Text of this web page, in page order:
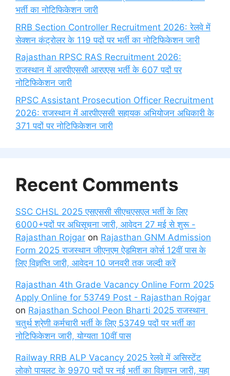
भर्ती का नोटिफिकेशन जारी
RRB Section Controller Recruitment 2026: रेलवे में
सेक्शन कंट्रोलर के 119 पदों पर भर्ती का नोटिफिकेशन जारी
Rajasthan RPSC RAS Recruitment 2026:
राजस्थान में आरपीएससी आरएएस भर्ती के 607 पदों पर
नोटिफिकेशन जारी
RPSC Assistant Prosecution Officer Recruitment
2026: राजस्थान में आरपीएससी सहायक अभियोजन अधिकारी के
371 पदों पर नोटिफिकेशन जारी
Recent Comments
SSC CHSL 2025 एसएससी सीएचएसएल भर्ती के लिए
6000+पदों पर अधिसूचना जारी, आवेदन 27 मई से शुरू -
Rajasthan Rojgar on Rajasthan GNM Admission
Form 2025 राजस्थान जीएनएम ऐडमिशन कोर्स 12वीं पास के
लिए विज्ञप्ति जारी, आवेदन 10 जनवरी तक जल्दी करें
Rajasthan 4th Grade Vacancy Online Form 2025
Apply Online for 53749 Post - Rajasthan Rojgar
on Rajasthan School Peon Bharti 2025 राजस्थान
चतुर्थ श्रेणी कर्मचारी भर्ती के लिए 53749 पदों पर भर्ती का
नोटिफिकेशन जारी, योग्यता 10वीं पास
Railway RRB ALP Vacancy 2025 रेलवे में असिस्टेंट
लोको पायलट के 9970 पदों पर नई भर्ती का विज्ञापन जारी, यहा